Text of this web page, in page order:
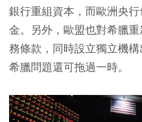
銀行重組資本，而歐洲央
金。另外，歐盟也對希臘
務條款，同時設立獨立機
希臘問題還可拖過一時。